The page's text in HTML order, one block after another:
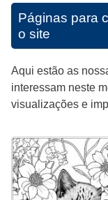
Páginas para
o site
Aqui estão as
interessam neste
visualizações e